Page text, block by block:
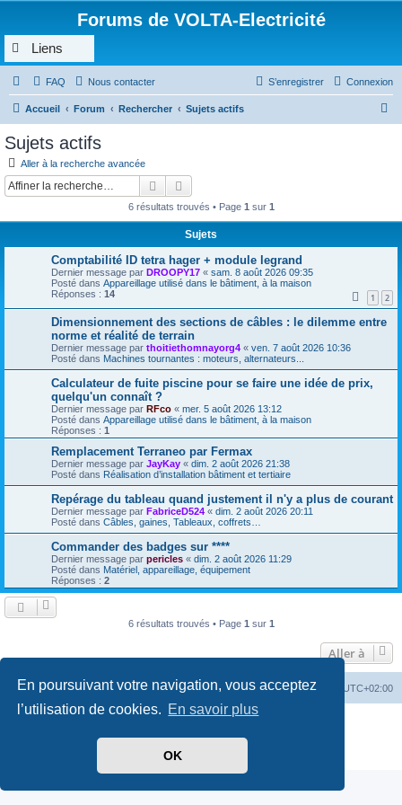
En poursuivant votre navigation, vous acceptez
l’utilisation de cookies. En savoir plus
OK
Forums de VOLTA-Electricité
Liens
FAQ Nous contacter Connexion
S’enregistrer
Accueil Forum Rechercher Sujets actifs
Sujets actifs
Aller à la recherche avancée
Rechercher
6 résultats trouvés • Page 1 sur 1
Sujets
Comptabilité ID tetra hager + module legrand
Dernier message par DROOPY17 « sam. 8 août 2026 09:35
Posté dans Appareillage utilisé dans le bâtiment, à la maison
Réponses : 14 1 2
Dimensionnement des sections de câbles : le dilemme entre
norme et réalité de terrain
Dernier message par thoitiethomnayorg4 « ven. 7 août 2026 10:36
Posté dans Machines tournantes : moteurs, alternateurs...
Calculateur de fuite piscine pour se faire une idée de prix,
quelqu'un connaît ?
Dernier message par RFco « mer. 5 août 2026 13:12
Posté dans Appareillage utilisé dans le bâtiment, à la maison
Réponses : 1
Remplacement Terraneo par Fermax
Dernier message par JayKay « dim. 2 août 2026 21:38
Posté dans Réalisation d’installation bâtiment et tertiaire
Repérage du tableau quand justement il n'y a plus de courant
Dernier message par FabriceD524 « dim. 2 août 2026 20:11
Posté dans Câbles, gaines, Tableaux, coffrets…
Commander des badges sur ****
Dernier message par pericles « dim. 2 août 2026 11:29
Posté dans Matériel, appareillage, équipement
Réponses : 2
6 résultats trouvés • Page 1 sur 1
Aller à
Accueil Forum Heures au format UTC+02:00
® Forum Software © phpBB Limited
Traduit parphpBB-fr.com
Confidentialité